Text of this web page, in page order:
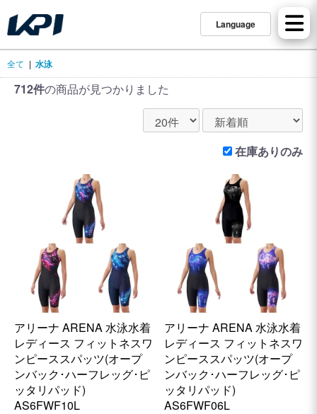
Language
全て | 水泳
712件の商品が見つかりました
在庫ありのみ
アリーナ ARENA 水泳水着
レディース フィットネスワ
ンピーススパッツ(オープ
ンバック･ハーフレッグ･ピ
ッタリパッド)
AS6FWF10L
アリーナ ARENA 水泳水着
レディース フィットネスワ
ンピーススパッツ(オープ
ンバック･ハーフレッグ･ピ
ッタリパッド)
AS6FWF06L